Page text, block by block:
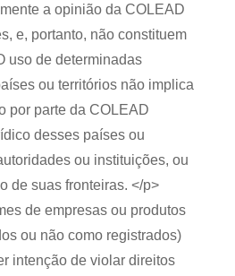
a opinião da COLEAD
e, portanto, não constituem
uso de determinadas
ou territórios não implica
por parte da COLEAD
desses países ou
ou instituições, ou
de suas fronteiras. </p>
de empresas ou produtos
ou não como registrados)
intenção de violar direitos